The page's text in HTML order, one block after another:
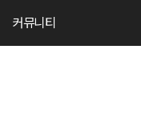
커뮤니티